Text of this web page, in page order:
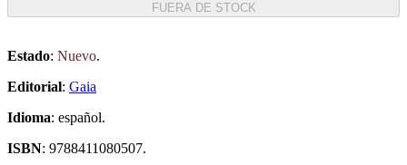
FUERA DE STOCK
Estado: Nuevo.
Editorial: Gaia
Idioma: español.
ISBN: 9788411080507.